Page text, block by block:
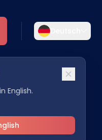
English.
Deutsch
Sprache für
Deutsch